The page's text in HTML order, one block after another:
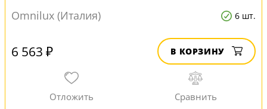
Omnilux (Италия) 6 шт.
6 563 ₽ В КОРЗИНУ